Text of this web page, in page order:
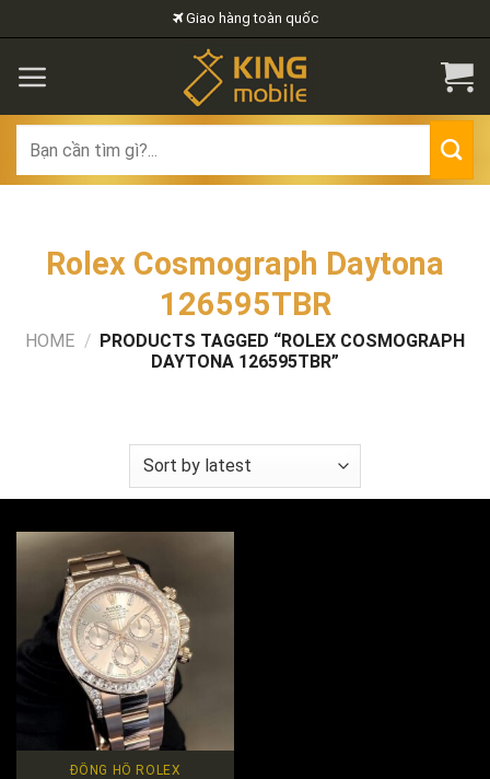
to
content
Giao hàng toàn quốc
for:
Rolex Cosmograph Daytona
126595TBR
HOME / PRODUCTS TAGGED “ROLEX COSMOGRAPH
DAYTONA 126595TBR”
ĐỒNG HỒ ROLEX